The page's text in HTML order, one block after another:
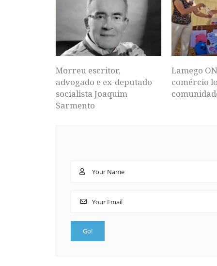
Morreu escritor,
advogado e ex-deputado
socialista Joaquim
Sarmento
Lamego
comércio